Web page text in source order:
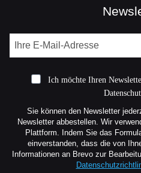
Ich möchte Ihren
Sie können den Newsletter
Newsletter abbestellen. Wir
Plattform. Indem Sie das
einverstanden, dass die von
Informationen an Brevo zur